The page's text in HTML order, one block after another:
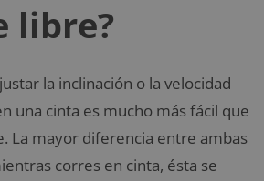
libre?
la inclinación o la velocidad
una cinta es mucho más fácil que
La mayor diferencia entre ambas
corres en cinta, ésta se